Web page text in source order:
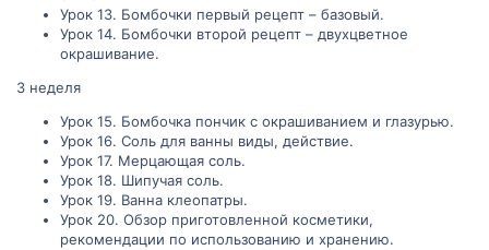
Урок 13. Бомбочки первый рецепт – базовый.
Урок 14. Бомбочки второй рецепт – двухцветное
окрашивание.
3 неделя
Урок 15. Бомбочка пончик с окрашиванием и глазурью.
Урок 16. Соль для ванны виды, действие.
Урок 17. Мерцающая соль.
Урок 18. Шипучая соль.
Урок 19. Ванна клеопатры.
Урок 20. Обзор приготовленной косметики,
рекомендации по использованию и хранению.